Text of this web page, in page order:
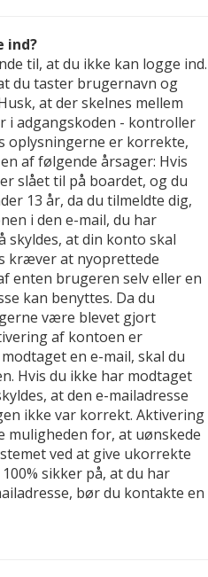
ind?
til, at du ikke kan logge ind.
du taster brugernavn og
at der skelnes mellem
i adgangskoden - kontroller
oplysningerne er korrekte,
af følgende årsager: Hvis
slået til på boardet, og du
13 år, da du tilmeldte dig,
i den e-mail, du har
skyldes, at din konto skal
kræver at nyoprettede
enten brugeren selv eller en
kan benyttes. Da du
være blevet gjort
af kontoen er
en e-mail, skal du
Hvis du ikke har modtaget
at den e-mailadresse
ikke var korrekt. Aktivering
muligheden for, at uønskede
ved at give ukorrekte
sikker på, at du har
bør du kontakte en